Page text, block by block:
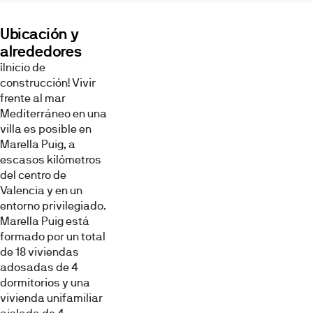
Puig
se
sitúa
frente
al
mar
Mediterráneo,
en
un
enclave
residencial
bien
conectado
y
a
pocos
kilómetros
del
Ubicación y
alrededores
¡Inicio de
construcción! Vivir
frente al mar
Mediterráneo en una
villa es posible en
Marella Puig, a
escasos kilómetros
del centro de
Valencia y en un
entorno privilegiado.
Marella Puig está
formado por un total
de 18 viviendas
adosadas de 4
dormitorios y una
vivienda unifamiliar
Imágenes